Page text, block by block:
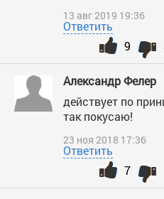
13 авг 2019 19:36
Ответить
9
Александр Фелер
действует по
так покусаю!
23 ноя 2018 17:36
Ответить
7